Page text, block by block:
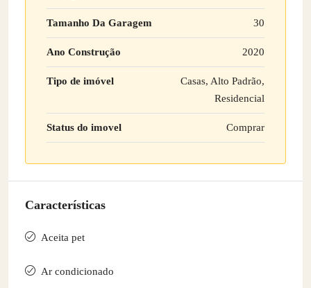
Tamanho Da Garagem 30
Ano Construção 2020
Tipo de imóvel
Casas, Alto Padrão,
Residencial
Status do imovel Comprar
Características
Aceita pet
Ar condicionado